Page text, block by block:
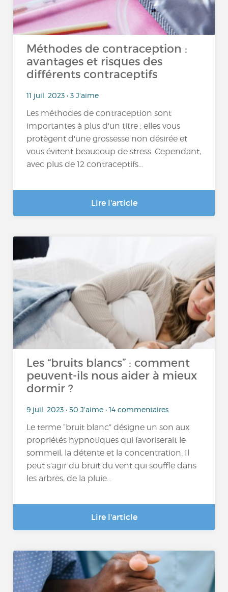
Méthodes de contraception :
avantages et risques des
différents contraceptifs
11 juil. 2023 • 3 J'aime
Les méthodes de contraception sont
importantes à plus d'un titre : elles vous
protègent d'une grossesse non désirée et
vous évitent beaucoup de stress. Cependant,
avec plus de 12 contraceptifs...
Lire l'article
Les “bruits blancs” : comment
peuvent-ils nous aider à mieux
dormir ?
9 juil. 2023 • 50 J'aime • 14 commentaires
Le terme “bruit blanc” désigne un son aux
propriétés hypnotiques qui favoriserait le
sommeil, la détente et la concentration. Il
peut s’agir du bruit du vent qui souffle dans
les arbres, de la pluie...
Lire l'article